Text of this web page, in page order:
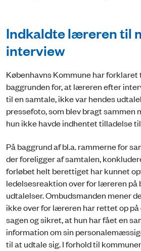
Indkaldte læreren til
interview
Københavns Kommune har forklaret
baggrunden for, at læreren efter
til en samtale, ikke var hendes
pressefoto, som blev bragt sammen
hun ikke havde indhentet tilladelse
På baggrund af bl.a. rammerne for
der foreligger af samtalen,
forløbet helt berettiget har kunnet
ledelsesreaktion over for læreren på
udtalelser. Ombudsmanden mener
ikke over for læreren har rettet op på
sagen og sikret, at hun har fået en
information om sin
til at udtale sig. I forhold til